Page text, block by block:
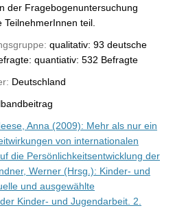
der Fragebogenuntersuchung
teil.
qualitativ: 93 deutsche
quantiativ: 532 Befragte
Deutschland
Anna (2009): Mehr als nur ein
von internationalen
die Persönlichkeitsentwicklung der
Werner (Hrsg.): Kinder- und
und ausgewählte
Kinder- und Jugendarbeit. 2.